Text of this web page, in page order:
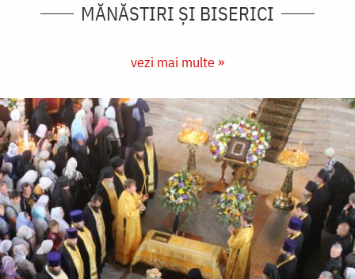
MĂNĂSTIRI ȘI BISERICI
vezi mai multe »